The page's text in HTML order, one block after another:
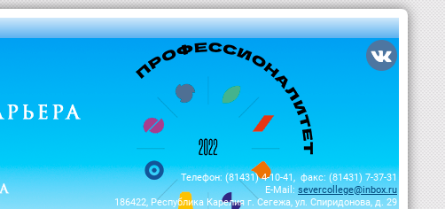
Телефон: (81431) 4-10-41, факс: (81431) 7-37-31
E-Mail: severcollege@inbox.ru
186422, Республика Карелия г. Сегежа, ул. Спиридонова, д. 29